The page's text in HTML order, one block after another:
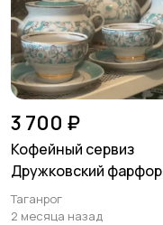
3 700 ₽
Кофейный сервиз
Дружковский фарфор
СССР
Таганрог
2 месяца назад